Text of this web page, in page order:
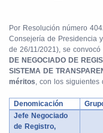
Por Resolución número
Consejería de Presidencia
de 26/11/2021), se convocó
DE NEGOCIADO DE
SISTEMA DE
méritos, con los siguientes
Denomicación
Jefe Negociado
de Registro,